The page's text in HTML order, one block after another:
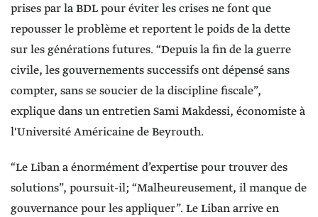
prises par la BDL pour éviter les crises ne font que
repousser le problème et reportent le poids de la dette
sur les générations futures. “Depuis la fin de la guerre
civile, les gouvernements successifs ont dépensé sans
compter, sans se soucier de la discipline fiscale”,
explique dans un entretien Sami Makdessi, économiste à
l'Université Américaine de Beyrouth.
“Le Liban a énormément d’expertise pour trouver des
solutions”, poursuit-il; “Malheureusement, il manque de
gouvernance pour les appliquer”. Le Liban arrive en